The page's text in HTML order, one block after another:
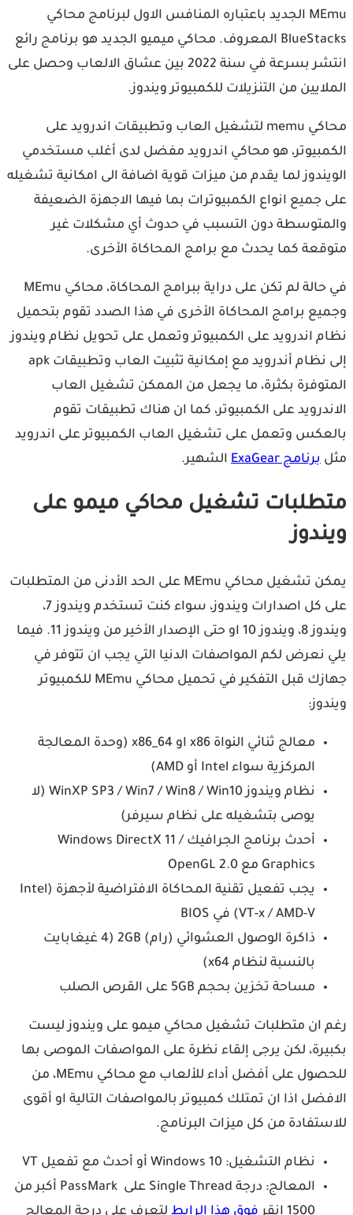
MEmu الجديد باعتباره المنافس الاول لبرنامج محاكي
BlueStacks المعروف. محاكي ميميو الجديد هو برنامج رائع
انتشر بسرعة في سنة 2022 بين عشاق الالعاب وحصل على
من التنزيلات للكمبيوتر ويندوز.
محاكي memu لتشغيل العاب وتطبيقات اندرويد على
هو محاكي اندرويد مفضل لدى أغلب مستخدمي
لما يقدم من ميزات قوية اضافة الى امكانية تشغيله
جميع انواع الكمبيوترات بما فيها الاجهزة الضعيفة
دون التسبب في حدوث أي مشكلات غير
كما يحدث مع برامج المحاكاة الأخرى.
في حالة لم تكن على دراية ببرامج المحاكاة، محاكي MEmu
برامج المحاكاة الأخرى في هذا الصدد تقوم بتحميل
اندرويد على الكمبيوتر وتعمل على تحويل نظام ويندوز
إلى نظام أندرويد مع إمكانية تثبيت العاب وتطبيقات apk
بكثرة، ما يجعل من الممكن تشغيل العاب
على الكمبيوتر، كما ان هناك تطبيقات تقوم
وتعمل على تشغيل العاب الكمبيوتر على اندرويد
برنامج ExaGear الشهير.
تشغيل محاكي ميمو على
يمكن تشغيل محاكي MEmu على الحد الأدنى من المتطلبات
على كل اصدارات ويندوز، سواء كنت تستخدم ويندوز 7،
ويندوز 8، ويندوز 10 او حتى الإصدار الأخير من ويندوز 11. فيما
نعرض لكم المواصفات الدنيا التي يجب ان تتوفر في
جهازك قبل التفكير في تحميل محاكي MEmu للكمبيوتر
معالج ثنائي النواة x86 او x86_64 (وحدة المعالجة
المركزية سواء Intel أو AMD)
نظام ويندوز WinXP SP3 / Win7 / Win8 / Win10 (لا
يوصى بتشغيله على نظام سيرفر)
أحدث برنامج الجرافيك Windows DirectX 11 /
Graphics مع OpenGL 2.0
يجب تفعيل تقنية المحاكاة الافتراضية لأجهزة (Intel
VT-x / AMD-V) في BIOS
ذاكرة الوصول العشوائي (رام) 2GB (4 غيغابايت
بالنسبة لنظام x64)
مساحة تخزين بحجم 5GB على القرص الصلب
ان متطلبات تشغيل محاكي ميمو على ويندوز ليست
لكن يرجى إلقاء نظرة على المواصفات الموصى بها
للحصول على أفضل أداء للألعاب مع محاكي MEmu، من
اذا ان تمتلك كمبيوتر بالمواصفات التالية او أقوى
من كل ميزات البرنامج.
نظام التشغيل: Windows 10 أو أحدث مع تفعيل VT
المعالج: درجة Single Thread على PassMark أكبر من
1500 انقر
فوق هذا الرابط لتعرف على درجة المعالج